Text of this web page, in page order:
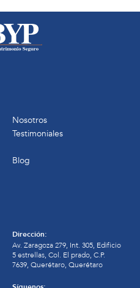
Nosotros
Testimoniales
Blog
Dirección:
Av. Zaragoza 279, Int. 305, Edificio
5 estrellas, Col. El prado, C.P.
7639, Querétaro, Querétaro